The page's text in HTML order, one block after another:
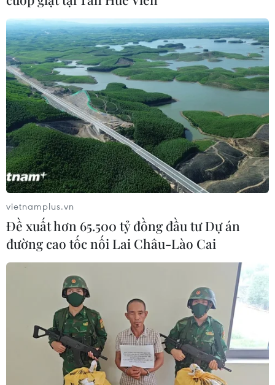
TIN CÙNG CHUYÊN MỤC
Khởi tố 19 đối tượng cướp
giật tài sản tại Công ty Tân Huê Viên
08/08/2026 08:52
Tây Ninh ngăn chặn, xử lý nghiêm
các vụ việc xâm phạm quyền sở hữu
08/08/2026 04:29
Dắt chó đi dạo không đúng quy
định, bị phạt đến 2 triệu đồng?
vietnamplus.vn
Đề xuất hơn 65.500 tỷ đồng đầu tư Dự án
đường cao tốc nối Lai Châu-Lào Cai